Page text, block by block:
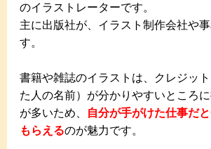
のイラストレーターです。
主に出版社が、イラスト制作会社や
す。
書籍や雑誌のイラストは、クレジッ
た人の名前）が分かりやすいところ
が多いため、
自分が手がけた仕事だ
もらえるのが魅力です。